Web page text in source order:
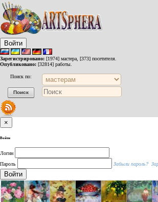
Войти
Зарегистрировано: [1974] мастера, [373] посетителя.
Опубликовано: [32814] работы.
Поиск по:
×
Войти
Логин
Пароль
Забыли пароль?
Войти